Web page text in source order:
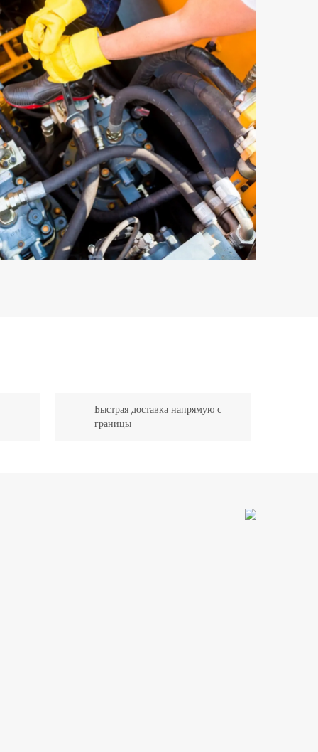
Быстрая доставка напрямую с
границы